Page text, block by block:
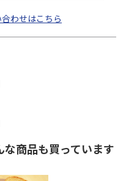
わせはこちら
商品も買っています